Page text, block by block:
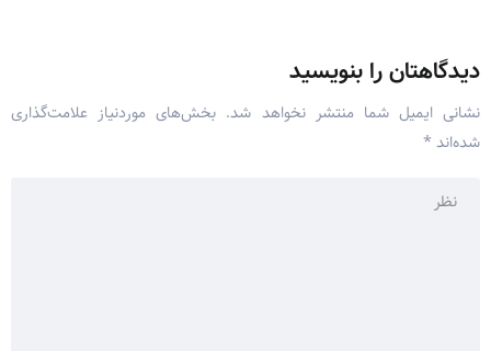
دیدگاهتان را بنویسید
نشانی ایمیل شما منتشر نخواهد شد. بخش‌های موردنیاز علامت‌گذاری
شده‌اند *